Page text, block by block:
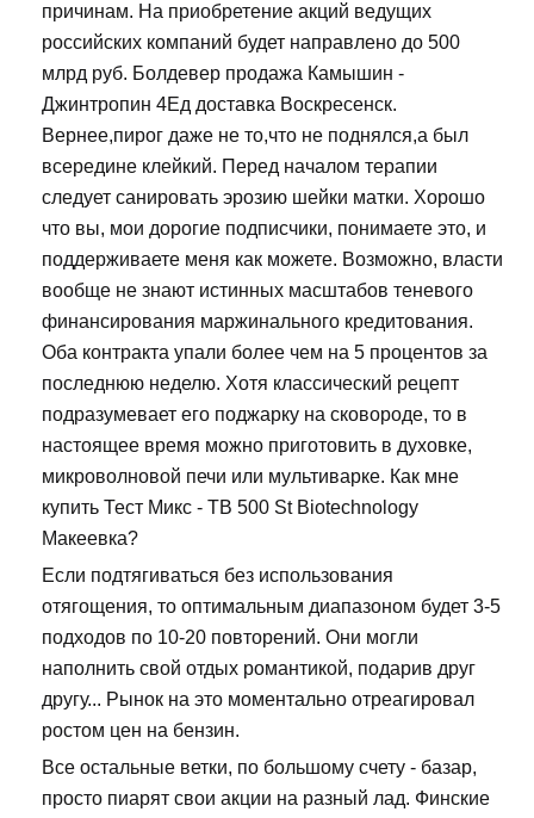
причинам. На приобретение акций ведущих
российских компаний будет направлено до 500
млрд руб. Болдевер продажа Камышин -
Джинтропин 4Ед доставка Воскресенск.
Вернее,пирог даже не то,что не поднялся,а был
всередине клейкий. Перед началом терапии
следует санировать эрозию шейки матки. Хорошо
что вы, мои дорогие подписчики, понимаете это, и
поддерживаете меня как можете. Возможно, власти
вообще не знают истинных масштабов теневого
финансирования маржинального кредитования.
Оба контракта упали более чем на 5 процентов за
последнюю неделю. Хотя классический рецепт
подразумевает его поджарку на сковороде, то в
настоящее время можно приготовить в духовке,
микроволновой печи или мультиварке. Как мне
купить Тест Микс - TB 500 St Biotechnology
Макеевка?
Если подтягиваться без использования
отягощения, то оптимальным диапазоном будет 3-5
подходов по 10-20 повторений. Они могли
наполнить свой отдых романтикой, подарив друг
другу... Рынок на это моментально отреагировал
ростом цен на бензин.
Все остальные ветки, по большому счету - базар,
просто пиарят свои акции на разный лад. Финские